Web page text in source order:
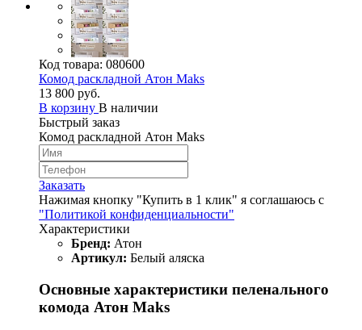
Код товара: 080600
Комод раскладной Атон Maks
13 800 руб.
В корзину В наличии
Быстрый заказ
Комод раскладной Атон Maks
Заказать
Нажимая кнопку "Купить в 1 клик" я соглашаюсь с
"Политикой конфиденциальности"
Характеристики
Бренд: Атон
Артикул: Белый аляска
Основные характеристики пеленального
комода Атон Maks